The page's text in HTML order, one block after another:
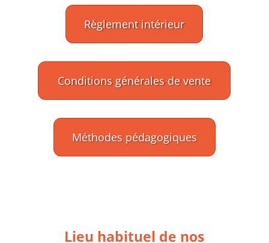
Règlement intérieur
Conditions générales de vente
Méthodes pédagogiques
Lieu habituel de nos